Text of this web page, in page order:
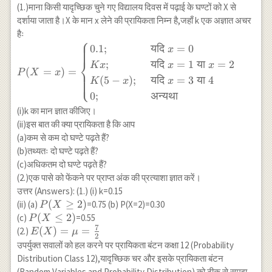
{13}
(1.)माना किसी यादृच्छिक चुने गए विद्यालय दिवस में पढ़ाई के घण्टों को X से
दर्शाया जाता है।X के मान x लेने की प्रायिकता निम्न है,जहाँ k एक अज्ञात अचर
हैः
\begin{cases}0.1;
& \text { यदि }
\text { यदि } x=1
\text { या } x=2
\\ K(5-x) ; &
\text { यदि } x=3
\text { या } 4 \\
0 ; & \text {
अन्यथा
}\end{cases}
P(X = x) =
⎩
⎨
⎧0.1;
Kx;
K(5 − x);
0;
यदि x = 0
यदि x = 1 या x = 2
यदि x = 3 या 4
अन्यथा
(i)k का मान ज्ञात कीजिए।
(ii)इस बात की क्या प्रायिकता है कि आप
(a)कम से कम दो घण्टे पढ़ते हैं?
(b)तथ्यतः दो घण्टे पढ़ते हैं?
(c)अधिकतम दो घण्टे पढ़ते हैं?
(2.)एक पासे को फेंकने पर प्राप्त अंक की प्रत्याशा ज्ञात करें।
उत्तर (Answers): (1.) (i) k=0.15
(ii) (a) P(X
\geq
2)
P(X ≥ 2)=0.75 (b) P(X=2)=0.30
(c) P(X
\leq
2)
P(X ≤ 2)=0.55
(2.) E(X)=\mu=\frac{7}
{2}
E(X ) = μ = 2
7
उपर्युक्त सवालों को हल करने पर प्रायिकता बंटन कक्षा 12 (Probability
Distribution Class 12),यादृच्छिक चर और इसके प्रायिकता बंटन